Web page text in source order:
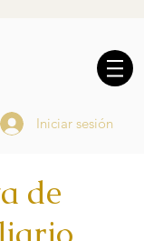
Iniciar sesión
de